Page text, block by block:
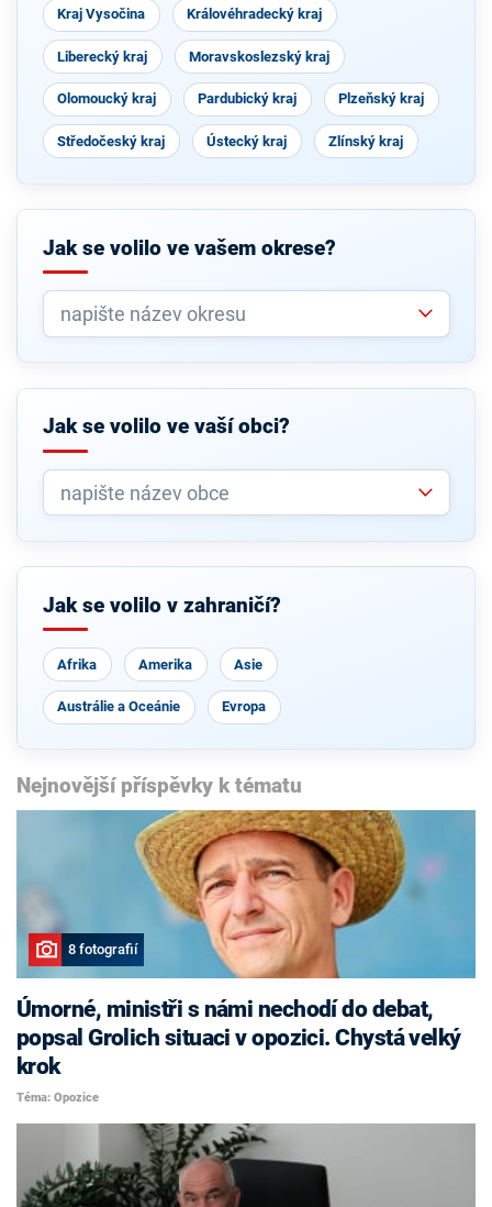
Kraj Vysočina Královéhradecký kraj
Liberecký kraj Moravskoslezský kraj
Olomoucký kraj Pardubický kraj Plzeňský kraj
Středočeský kraj Ústecký kraj Zlínský kraj
Jak se volilo ve vašem okrese?
Jak se volilo ve vaší obci?
Jak se volilo v zahraničí?
Afrika Amerika Asie
Austrálie a Oceánie Evropa
Nejnovější příspěvky k tématu
8 fotografií
Úmorné, ministři s námi nechodí do debat,
popsal Grolich situaci v opozici. Chystá velký
krok
Téma: Opozice